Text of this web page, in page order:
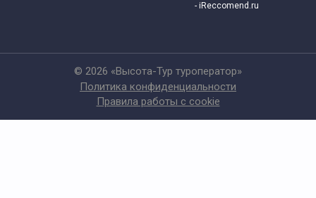
- iReccomend.ru
© 2026 «Высота-Тур туроператор»
Политика конфиденциальности
Правила работы с cookie